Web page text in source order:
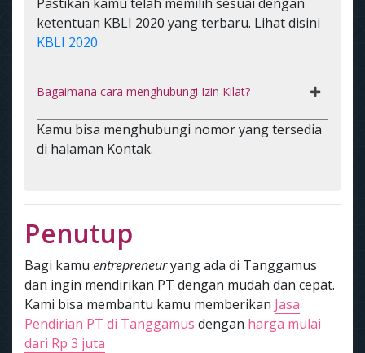
ketentuan KBLI 2020 yang terbaru. Lihat disini
KBLI 2020
Bagaimana cara menghubungi Izin Kilat?
Kamu bisa menghubungi nomor yang tersedia
di halaman Kontak.
Penutup
Bagi kamu entrepreneuryang ada di Tanggamus
dan ingin mendirikan PT dengan mudah dan cepat.
Kami bisa membantu kamu memberikan Jasa
Pendirian PT di Tanggamus dengan harga mulai
dari Rp 3 juta